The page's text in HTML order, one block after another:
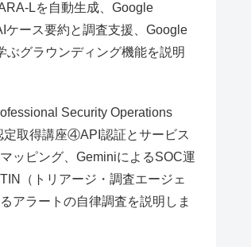
Lを自動生成、Google
ケース要約と調査支援、Google
ぶグラウンディング機能を説明
Security Operations
定取得講座④API認証とサービス
ッピング、GeminiによるSOC運
（トリアージ・調査エージェ
アラートの自律調査を説明しま